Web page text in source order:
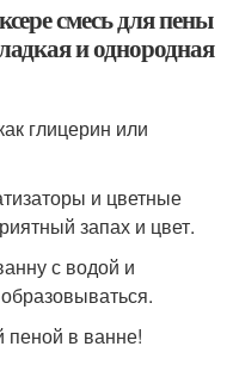
смесь для пены
и однородная
глицерин или
и цветные
запах и цвет.
с водой и
пеной в ванне!